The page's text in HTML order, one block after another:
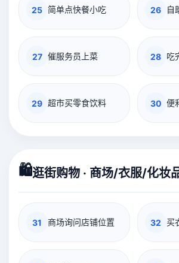
25 简单点快餐小吃 26 自
27 催服务员上菜 28 吃
29 超市买零食饮料 30 便
🛍️逛街购物 · 商场/衣服/化妆
31 商场询问店铺位置 32 买